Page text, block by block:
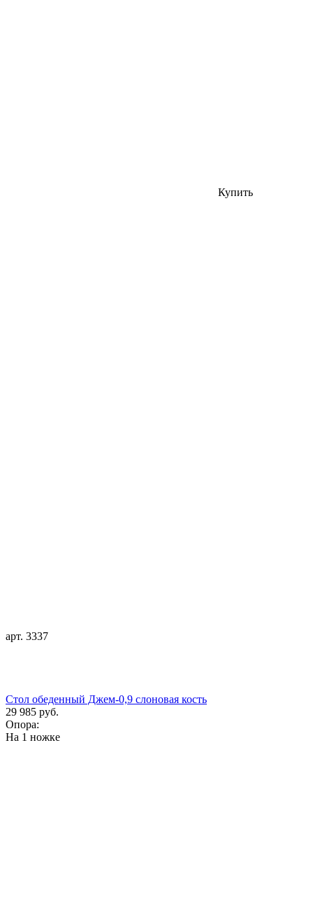
Купить
арт. 3337
Стол обеденный Джем-0,9 слоновая кость
29 985 руб.
Опора:
На 1 ножке